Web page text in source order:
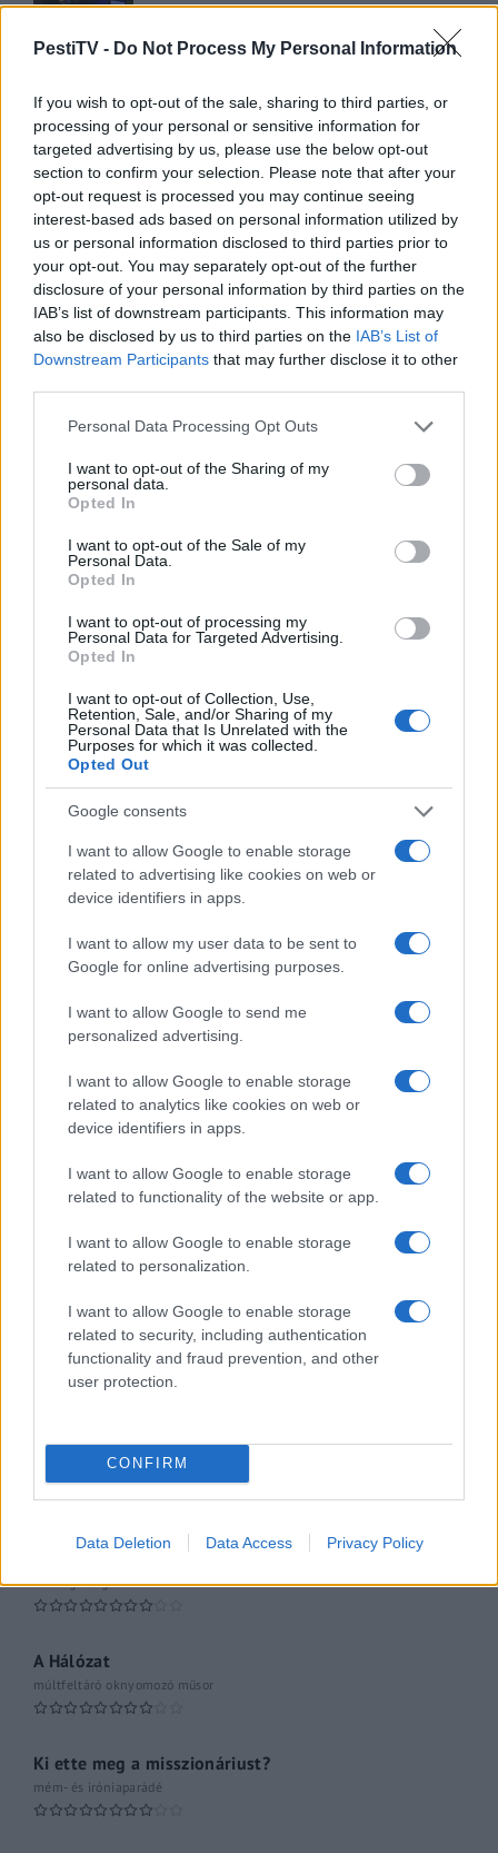
PestiTV - Do Not Process My Personal Information
If you wish to opt-out of the sale, sharing to third parties, or
processing of your personal or sensitive information for
targeted advertising by us, please use the below opt-out
section to confirm your selection. Please note that after your
opt-out request is processed you may continue seeing
interest-based ads based on personal information utilized by
us or personal information disclosed to third parties prior to
your opt-out. You may separately opt-out of the further
disclosure of your personal information by third parties on the
IAB’s list of downstream participants. This information may
also be disclosed by us to third parties on the IAB’s List of
Downstream Participants that may further disclose it to other
Please note that this website/app uses one or more Google
not limited to your visit or usage behaviour. You may click to
grant or deny consent to Google and its third-party tags to
use your data for below specified purposes in below Google
consent section.
Personal Data Processing Opt Outs
I want to opt-out of the Sharing of my
personal data.
Opted In
I want to opt-out of the Sale of my
Personal Data.
Opted In
I want to opt-out of processing my
Personal Data for Targeted Advertising.
Opted In
I want to opt-out of Collection, Use,
Retention, Sale, and/or Sharing of my
Personal Data that Is Unrelated with the
Purposes for which it was collected.
Opted Out
Google consents
I want to allow Google to enable storage
related to advertising like cookies on web or
device identifiers in apps.
I want to allow my user data to be sent to
Google for online advertising purposes.
I want to allow Google to send me
personalized advertising.
I want to allow Google to enable storage
related to analytics like cookies on web or
device identifiers in apps.
I want to allow Google to enable storage
related to functionality of the website or app.
I want to allow Google to enable storage
related to personalization.
I want to allow Google to enable storage
related to security, including authentication
functionality and fraud prevention, and other
user protection.
CONFIRM
Data Deletion Data Access Privacy Policy
hiába a majomhimlő, a magyarok
utaznak
GERILLA BÁR PESTITV
Kiderült Geszler Dorottya
szépségének titka
2022.05.31.
GERILLA BÁR PESTITV
Erdélyi turnéra indul a Sárik Péter
Trió
2022.05.31.
FŐCÍM
AJÁNLOTT VIDEÓK
Libernyákok
elemző műsor a baloldal hazugságairól Görbe tükör a baloldalról
Számok és tények
elemző műsor a baloldal hazugságairól
Küzdőtér
talk-show
Hópelyhek olvadása
Gerilla Bár
Esti hírshow
Az ügy
oknyomozó műsor
Pesti riporter
061
Kulturális magazin
Hétvégi Magazin
A Hálózat
múltfeltáró oknyomozó műsor
Ki ette meg a misszionáriust?
mém- és iróniaparádé